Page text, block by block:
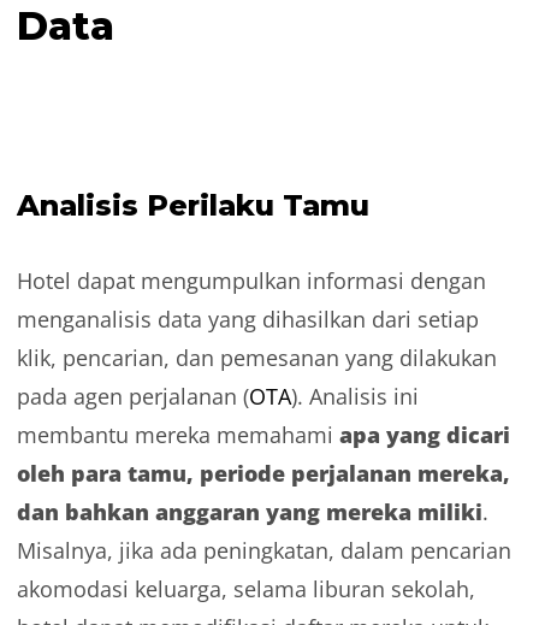
Data
Analisis Perilaku Tamu
Hotel dapat mengumpulkan informasi dengan
menganalisis data yang dihasilkan dari setiap
klik, pencarian, dan pemesanan yang dilakukan
pada agen perjalanan (OTA). Analisis ini
membantu mereka memahami apa yang dicari
oleh para tamu, periode perjalanan mereka,
dan bahkan anggaran yang mereka miliki.
Misalnya, jika ada peningkatan, dalam pencarian
akomodasi keluarga, selama liburan sekolah,